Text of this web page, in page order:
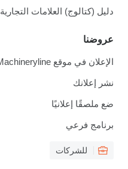
دليل (كتالوج) العلامات التجارية
عروضنا
الإعلان في موقع Machineryline.
نشر إعلانك
ضع ملصقًا إعلانيًا
برنامج فرعي
للشركات